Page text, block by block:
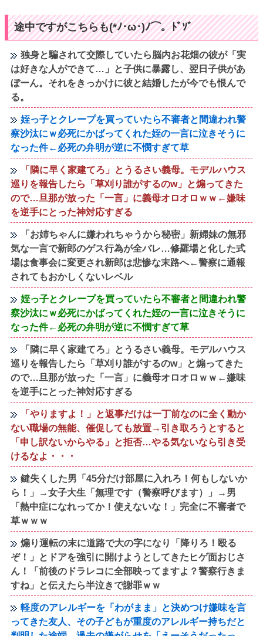
途中ですがこちらも(*ﾉ･ω･)ﾉ⌒。ﾄﾞｿﾞ
独身と騙されて交際していたら脳内お花畑の彼が「実
は好きな人ができて…」と子供に暴露し、翌日子供があ
ぼーん。それをきっかけに彼と結婚したが今でも恨んで
る。
姪っ子とクレープを買っていたら不審者と間違われ警
察沙汰にｗ必死にかばってくれた姪の一言に泣きそうに
なった件←必死の弁明が逆に不憫すぎて草
「隣に早く家建てろ」とうるさい義母。モデルハウス
巡りを報告したら「草刈り誰がするのw」と煽ってきた
ので…旦那が放った「一言」に義母オロオロｗｗ←嫌味
を逆手にとった神対応すぎる
「お姉ちゃんに嫌われちゃうから秘密」新婦妹の無邪
気な一言で新郎のゲス行為が全バレ…修羅場と化した式
場は食事会に変更され新郎は悲惨な末路へ←警察に通報
されてもおかしくないレベル
姪っ子とクレープを買っていたら不審者と間違われ警
察沙汰にｗ必死にかばってくれた姪の一言に泣きそうに
なった件←必死の弁明が逆に不憫すぎて草
「隣に早く家建てろ」とうるさい義母。モデルハウス
巡りを報告したら「草刈り誰がするのw」と煽ってきた
ので…旦那が放った「一言」に義母オロオロｗｗ←嫌味
を逆手にとった神対応すぎる
「やりますよ！」と返事だけは一丁前なのに全く動か
ない職場の無能、催促しても放置→引き取ろうとすると
「申し訳ないからやる」と拒否…やる気ないなら引き受
けるなよ・・・
鍵失くした男「45分だけ部屋に入れろ！何もしないか
ら！」→女子大生「無理です（警察呼びます）」→男
「熱中症になれってか！使えないな！」完全に不審者で
草ｗｗｗ
煽り運転の末に道路で大の字になり「降りろ！殴る
ぞ！」とドアを強引に開けようとしてきたヒゲ面おじさ
ん！「前後のドラレコに全部映ってますよ？警察行きま
すね」と伝えたら半泣きで謝罪ｗｗ
軽度のアレルギーを「わがまま」と決めつけ嫌味を言
ってきた友人、その子どもが重度のアレルギー持ちだと